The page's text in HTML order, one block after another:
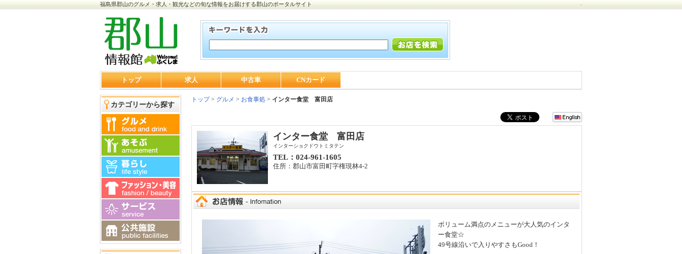
福島県郡山のグルメ・求人・観光などの旬な情報をお届けする郡山のポータルサイト
トップ 求人 中古車 CNカード
カテゴリーから探す
トップ> グルメ > お食事処 > インター食堂 富田店
インター食堂 富田店
インターショクドウトミタテン
TEL：024-961-1605
住所：郡山市富田町字権現林4-2
ボリューム満点のメニューが大人気のインタ
ー食堂☆
49号線沿いで入りやすさもGood！